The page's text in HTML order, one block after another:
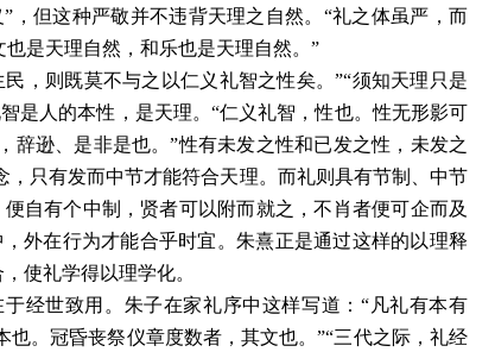
，但这种严敬并不违背天理之自然。“礼之体虽严，而
是天理自然，和乐也是天理自然。”
，则既莫不与之以仁义礼智之性矣。”“须知天理只是
是人的本性，是天理。“仁义礼智，性也。性无形影可
逊、是非是也。”性有未发之性和已发之性，未发之
只有发而中节才能符合天理。而礼则具有节制、中节
自有个中制，贤者可以附而就之，不肖者便可企而及
外在行为才能合乎时宜。朱熹正是通过这样的以理释
使礼学得以理学化。
经世致用。朱子在家礼序中这样写道：“凡礼有本有
。冠昏丧祭仪章度数者，其文也。”“三代之际，礼经